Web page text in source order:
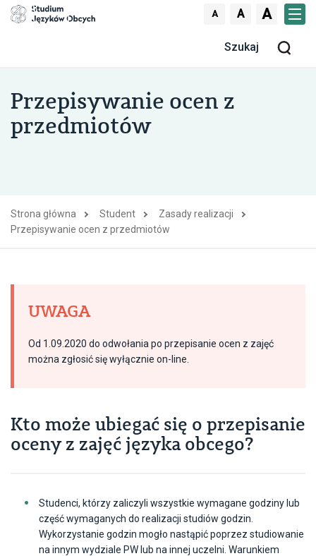
Skocz do treści
A A A
Przepisywanie ocen z
przedmiotów
Strona główna Student
Zasady realizacji
Przepisywanie ocen z przedmiotów
UWAGA
Od 1.09.2020 do odwołania po przepisanie ocen z zajęć
można zgłosić się wyłącznie on-line.
Kto może ubiegać się o przepisanie
oceny z zajęć języka obcego?
Studenci, którzy zaliczyli wszystkie wymagane godziny lub
część wymaganych do realizacji studiów godzin.
Wykorzystanie godzin mogło nastąpić poprzez studiowanie
na innym wydziale PW lub na innej uczelni. Warunkiem